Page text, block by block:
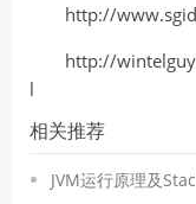
http://
http://
l
相关推荐
JVM运行原理及